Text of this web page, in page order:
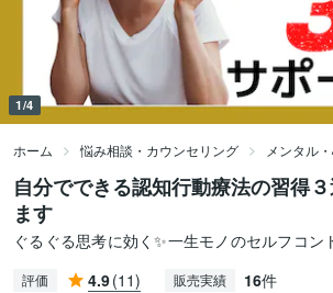
1/4
ホーム 悩み相談・カウンセリング メンタル
自分でできる認知行動療法の習得
ます
ぐるぐる思考に効く✨一生モノのセルフコ
評価 4.9(11) 販売実績 16件